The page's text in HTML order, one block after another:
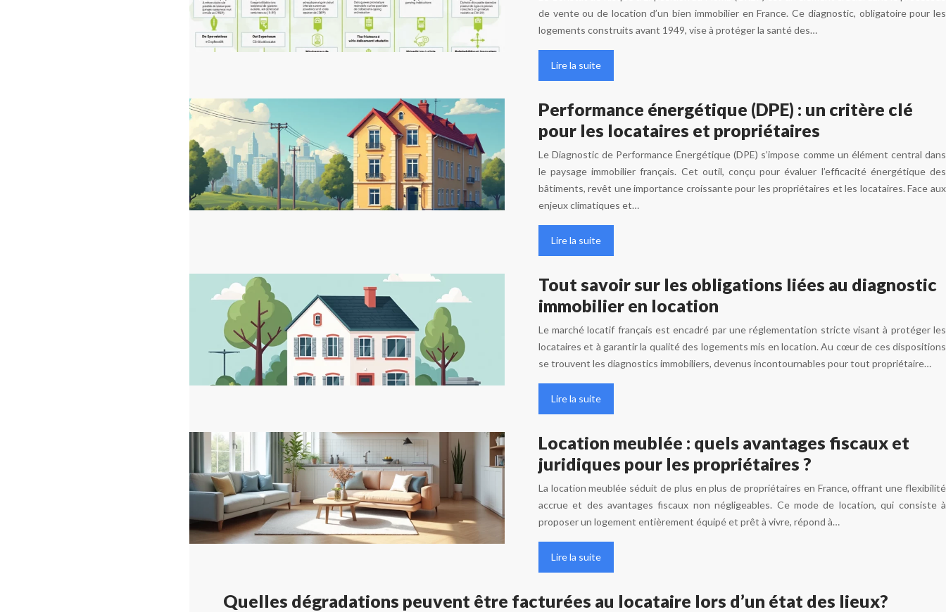
de vente ou de location d’un bien immobilier en France. Ce diagnostic, obligatoire pour les
logements construits avant 1949, vise à protéger la santé des…
Lire la suite
Performance énergétique (DPE) : un critère clé
pour les locataires et propriétaires
Le Diagnostic de Performance Énergétique (DPE) s’impose comme un élément central dans
le paysage immobilier français. Cet outil, conçu pour évaluer l’efficacité énergétique des
bâtiments, revêt une importance croissante pour les propriétaires et les locataires. Face aux
enjeux climatiques et…
Lire la suite
Tout savoir sur les obligations liées au diagnostic
immobilier en location
Le marché locatif français est encadré par une réglementation stricte visant à protéger les
locataires et à garantir la qualité des logements mis en location. Au cœur de ces dispositions
se trouvent les diagnostics immobiliers, devenus incontournables pour tout propriétaire…
Lire la suite
Location meublée : quels avantages fiscaux et
juridiques pour les propriétaires ?
La location meublée séduit de plus en plus de propriétaires en France, offrant une flexibilité
accrue et des avantages fiscaux non négligeables. Ce mode de location, qui consiste à
proposer un logement entièrement équipé et prêt à vivre, répond à…
Lire la suite
Quelles dégradations peuvent être facturées au locataire lors d’un état des lieux?